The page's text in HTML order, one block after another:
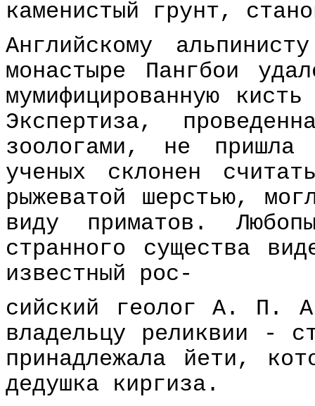
каменистый грунт,
Английскому
монастыре Пангбои
мумифицированную
Экспертиза,
зоологами, не
ученых склонен
рыжеватой шерстью,
виду приматов.
странного существа
известный рос-
сийский геолог А. П.
владельцу реликвии -
принадлежала йети,
дедушка киргиза.